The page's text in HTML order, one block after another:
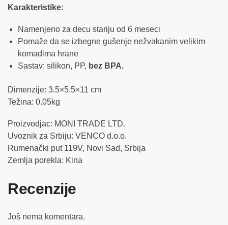
Karakteristike:
Namenjeno za decu stariju od 6 meseci
Pomaže da se izbegne gušenje nežvakanim velikim
komadima hrane
Sastav: silikon, PP, bez BPA.
Dimenzije: 3.5×5.5×11 cm
Težina: 0.05kg
Proizvodjac: MONI TRADE LTD.
Uvoznik za Srbiju: VENCO d.o.o.
Rumenački put 119V, Novi Sad, Srbija
Zemlja porekla: Kina
Recenzije
Još nema komentara.